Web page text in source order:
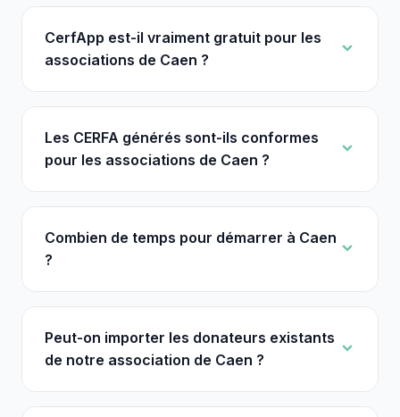
CerfApp est-il vraiment gratuit pour les
associations de Caen ?
Les CERFA générés sont-ils conformes
pour les associations de Caen ?
Combien de temps pour démarrer à Caen
?
Peut-on importer les donateurs existants
de notre association de Caen ?